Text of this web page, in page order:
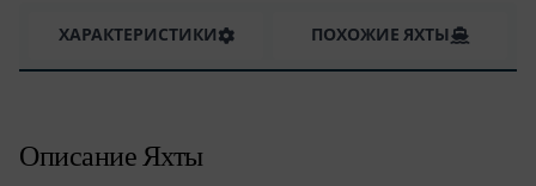
ХАРАКТЕРИСТИКИ ПОХОЖИЕ ЯХТЫ
Описание Яхты